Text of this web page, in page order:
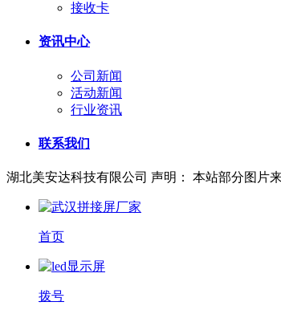
接收卡
资讯中心
公司新闻
活动新闻
行业资讯
联系我们
湖北美安达科技有限公司 声明： 本站部分图片
首页
拨号